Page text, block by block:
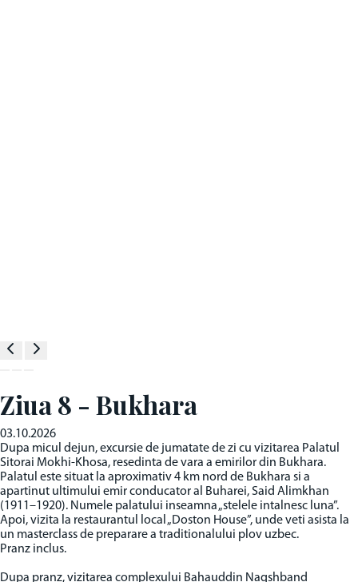
Ziua 8 - Bukhara
03.10.2026
Dupa micul dejun, excursie de jumatate de zi cu vizitarea Palatul
Sitorai Mokhi-Khosa, resedinta de vara a emirilor din Bukhara.
Palatul este situat la aproximativ 4 km nord de Bukhara si a
apartinut ultimului emir conducator al Buharei, Said Alimkhan
(1911–1920). Numele palatului inseamna „stelele intalnesc luna”.
Apoi, vizita la restaurantul local „Doston House”, unde veti asista la
un masterclass de preparare a traditionalului plov uzbec.
Pranz inclus.
Dupa pranz, vizitarea complexului Bahauddin Naqshband